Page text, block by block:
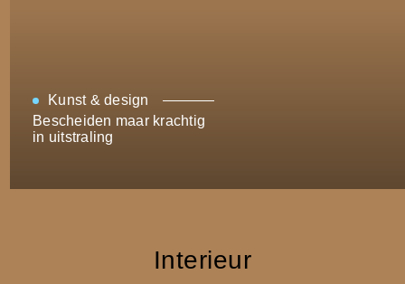
Kunst & design
Bescheiden maar krachtig
in uitstraling
Interieur